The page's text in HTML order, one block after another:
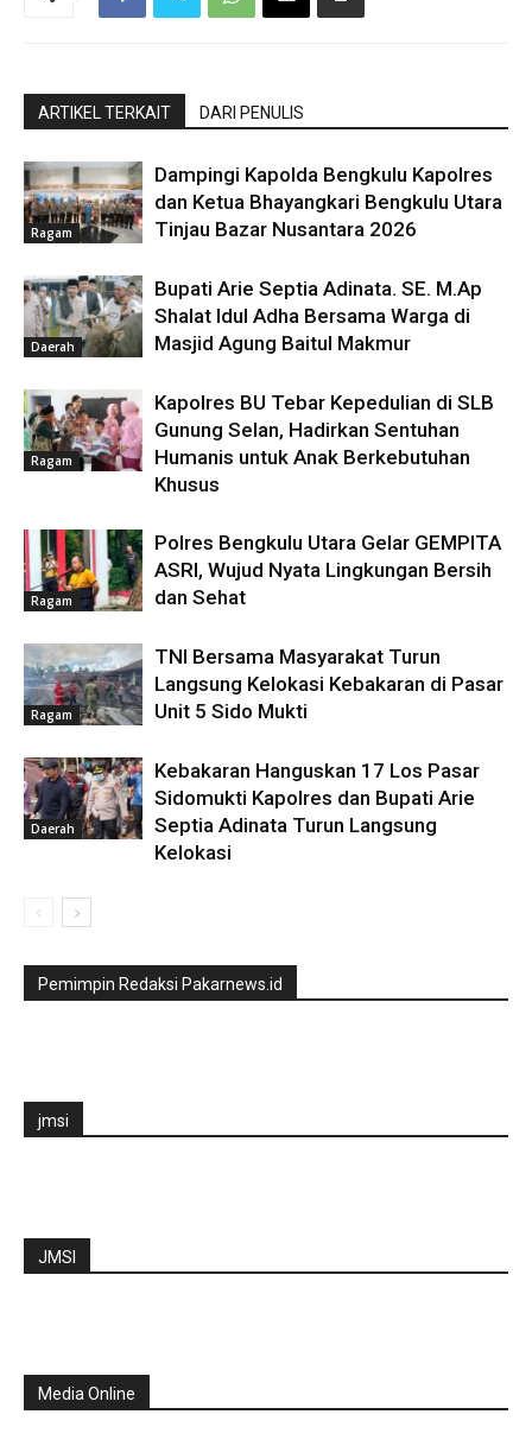
ARTIKEL TERKAIT DARI PENULIS
Ragam
Dampingi Kapolda Bengkulu Kapolres
dan Ketua Bhayangkari Bengkulu Utara
Tinjau Bazar Nusantara 2026
Daerah
Bupati Arie Septia Adinata. SE. M.Ap
Shalat Idul Adha Bersama Warga di
Masjid Agung Baitul Makmur
Ragam
Kapolres BU Tebar Kepedulian di SLB
Gunung Selan, Hadirkan Sentuhan
Humanis untuk Anak Berkebutuhan
Khusus
Ragam
Polres Bengkulu Utara Gelar GEMPITA
ASRI, Wujud Nyata Lingkungan Bersih
dan Sehat
Ragam
TNI Bersama Masyarakat Turun
Langsung Kelokasi Kebakaran di Pasar
Unit 5 Sido Mukti
Daerah
Kebakaran Hanguskan 17 Los Pasar
Sidomukti Kapolres dan Bupati Arie
Septia Adinata Turun Langsung
Kelokasi
Pemimpin Redaksi Pakarnews.id
jmsi
JMSI
Media Online